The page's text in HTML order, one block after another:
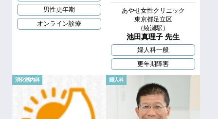
男性更年期
オンライン診療
あやせ女性クリニック
東京都足立区
（綾瀬駅）
池田真理子 先生
婦人科一般
更年期障害
消化器内科 婦人科